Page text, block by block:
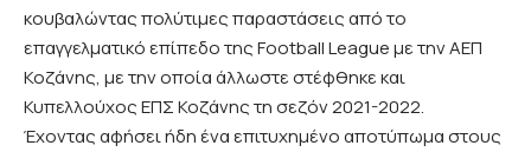
κουβαλώντας πολύτιμες παραστάσεις από το
επαγγελματικό επίπεδο της Football League με την ΑΕΠ
Κοζάνης, με την οποία άλλωστε στέφθηκε και
Κυπελλούχος ΕΠΣ Κοζάνης τη σεζόν 2021-2022.
Έχοντας αφήσει ήδη ένα επιτυχημένο αποτύπωμα στους